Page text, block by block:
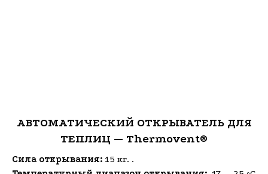
АВТОМАТИЧЕСКИЙ ОТКРЫВАТЕЛЬ ДЛЯ
ТЕПЛИЦ — Thermovent®
Сила открывания: 15 кг. .